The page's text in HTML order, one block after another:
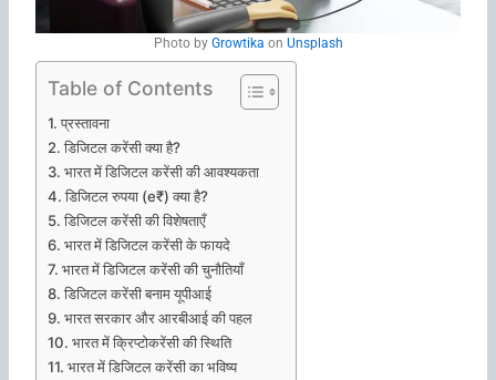
Photo by Growtika on Unsplash
Table of Contents
प्रस्तावना
डिजिटल करेंसी क्या है?
भारत में डिजिटल करेंसी की आवश्यकता
डिजिटल रुपया (e₹) क्या है?
डिजिटल करेंसी की विशेषताएँ
भारत में डिजिटल करेंसी के फायदे
भारत में डिजिटल करेंसी की चुनौतियाँ
डिजिटल करेंसी बनाम यूपीआई
भारत सरकार और आरबीआई की पहल
भारत में क्रिप्टोकरेंसी की स्थिति
भारत में डिजिटल करेंसी का भविष्य